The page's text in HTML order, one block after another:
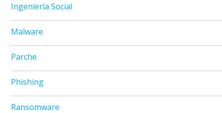
Ingeniería Social
Malware
Parche
Phishing
Ransomware